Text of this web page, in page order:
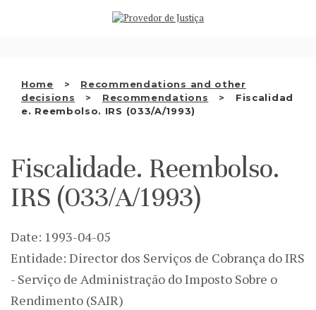
Home
Recommendations and other
decisions
Recommendations
Fiscalidad
e. Reembolso. IRS (033/A/1993)
WHO WE ARE
INSTITUTION
EN
Fiscalidade. Reembolso.
IRS (033/A/1993)
Date: 1993-04-05
Entidade: Director dos Serviços de Cobrança do IRS
- Serviço de Administração do Imposto Sobre o
Rendimento (SAIR)